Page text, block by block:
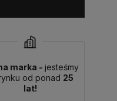
marka -jesteśmy
od ponad 25
lat!